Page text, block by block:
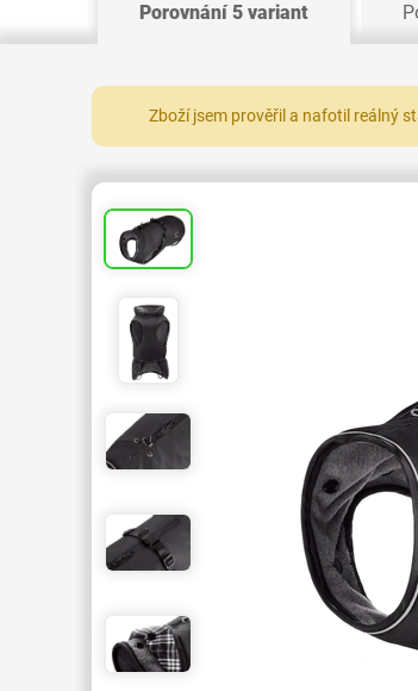
Porovnání 5 variant
Zboží jsem prověřil a nafotil reálný